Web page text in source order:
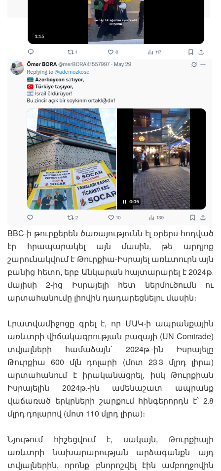
BBC-ի թուրքերեն ծառայությունն էլ օրերս հոդված
էր հրապարակել այն մասին, թե արդյոք
շարունակվում է Թուրքիա-Իսրայել առևտուրն այն
բանից հետո, երբ Անկարան հայտարարել է 2024թ․
մայիսի 2-ից Իսրայելի հետ ներմուծումն ու
արտահանումը լիովին դադարեցնելու մասին։
Լրատվամիջոցը գրել է, որ ՄԱԿ-ի ապրանքային
առևտրի վիճակագրության բազայի (UN Comtrade)
տվյալների համաձայն՝ 2024թ․-ին Իսրայելը
Թուրքիա 600 մլն դոլարի (մոտ 23․3 մլրդ լիրա)
արտահանում է իրականացրել, իսկ Թուրքիան
Իսրայելին 2024թ․-ին ամենաշատ ապրանք
վաճառած երկրների շարքում հինգերորդն է՝ 2․8
մլրդ դոլարով (մոտ 110 մլրդ լիրա)։
Նյութում հիշեցվում է, սակայն, Թուրքիայի
առևտրի նախարարության արձագանքն այդ
տվյալներին, որոնք բնորոշվել էին ամբողջովին